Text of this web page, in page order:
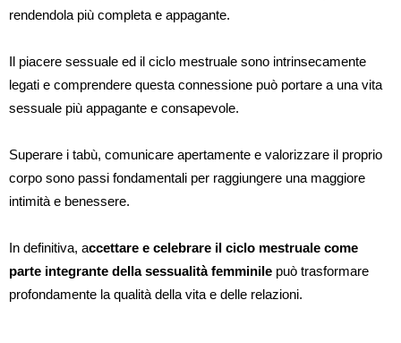
rendendola più completa e appagante.
Il piacere sessuale ed il ciclo mestruale sono intrinsecamente
legati e comprendere questa connessione può portare a una vita
sessuale più appagante e consapevole.
Superare i tabù, comunicare apertamente e valorizzare il proprio
corpo sono passi fondamentali per raggiungere una maggiore
intimità e benessere.
In definitiva, accettare e celebrare il ciclo mestruale come
parte integrante della sessualità femminile può trasformare
profondamente la qualità della vita e delle relazioni.